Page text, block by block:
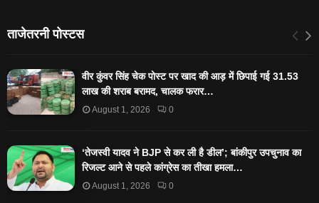
ताजेतरनी पोस्टस
वीर कुंवर सिंह चेक पोस्ट पर खाद की आड़ में छिपाई गई 31.53
लाख की शराब बरामद, चालक फरार…
August 1, 2026 0
‘तेजस्‍वी यादव ने BJP से कर ली है डील’; बांकीपुर उपचुनाव का
रिजल्‍ट आने से पहले कांग्रेस का तीखा हमला…
August 1, 2026 0